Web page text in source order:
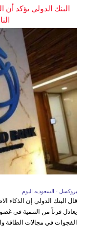
البنك الدولي يؤكد
بروكسل - السعوديه اليوم
قال البنك الدولي إن الذكاء
يعادل قرناً من التنمية في
الفجوات في مجالات الطاقة